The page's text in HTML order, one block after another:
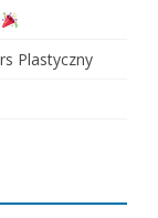
Plastyczny